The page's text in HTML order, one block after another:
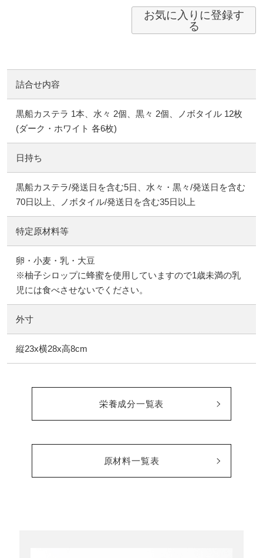
お気に入りに登録す
る
詰合せ内容
黒船カステラ 1本、水々 2個、黒々 2個、ノボタイル 12枚
(ダーク・ホワイト 各6枚)
日持ち
黒船カステラ/発送日を含む5日、水々・黒々/発送日を含む
70日以上、ノボタイル/発送日を含む35日以上
特定原材料等
卵・小麦・乳・大豆
※柚子シロップに蜂蜜を使用していますので1歳未満の乳
児には食べさせないでください。
外寸
縦23x横28x高8cm
栄養成分一覧表
原材料一覧表